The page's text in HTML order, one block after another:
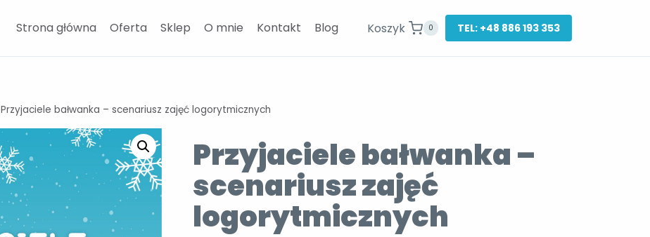
Strona główna Oferta Sklep O mnie Kontakt Blog Koszyk 0 TEL: +48 886 193 353
Przyjaciele bałwanka – scenariusz zajęć logorytmicznych
Przyjaciele bałwanka –
scenariusz zajęć
logorytmicznych